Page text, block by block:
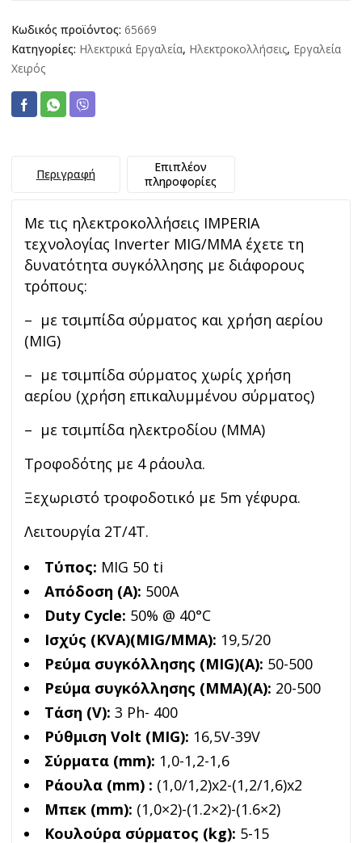
Κωδικός προϊόντος: 65669
Κατηγορίες: Ηλεκτρικά Εργαλεία, Ηλεκτροκολλήσεις, Εργαλεία
Χειρός
Περιγραφή
Επιπλέον
πληροφορίες
Με τις ηλεκτροκολλήσεις IMPERIA
τεχνολογίας Inverter MIG/MMA έχετε τη
δυνατότητα συγκόλλησης με διάφορους
τρόπους:
– με τσιμπίδα σύρματος και χρήση αερίου
(MIG)
– με τσιμπίδα σύρματος χωρίς χρήση
αερίου (χρήση επικαλυμμένου σύρματος)
– με τσιμπίδα ηλεκτροδίου (MMA)
Τροφοδότης με 4 ράουλα.
Ξεχωριστό τροφοδοτικό με 5m γέφυρα.
Λειτουργία 2Τ/4Τ.
Τύπος: MIG 50 ti
Απόδοση (A): 500A
Duty Cycle: 50% @ 40°C
Ισχύς (KVA)(MIG/MMA): 19,5/20
Ρεύμα συγκόλλησης (MIG)(A): 50-500
Ρεύμα συγκόλλησης (MMA)(A): 20-500
Τάση (V): 3 Ph- 400
Ρύθμιση Volt (MIG): 16,5V-39V
Σύρματα (mm): 1,0-1,2-1,6
Ράουλα (mm) : (1,0/1,2)x2-(1,2/1,6)x2
Μπεκ (mm): (1,0×2)-(1.2×2)-(1.6×2)
Κουλούρα σύρματος (kg): 5-15